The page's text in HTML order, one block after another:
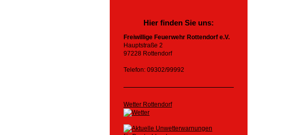
Hier finden Sie uns:
Freiwillige Feuerwehr Rottendorf e.V.
Hauptstraße 2
97228 Rottendorf
Telefon: 09302/99992
Wetter Rottendorf